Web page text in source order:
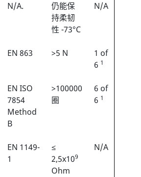
N/A.
仍能保
持柔韧
性 -73°C
N/A
EN 863 >5 N
1 of
6 1
EN ISO
7854
Method
B
>100000
圈
6 of
6 1
EN 1149-
1
≤
2,5x109
Ohm
N/A